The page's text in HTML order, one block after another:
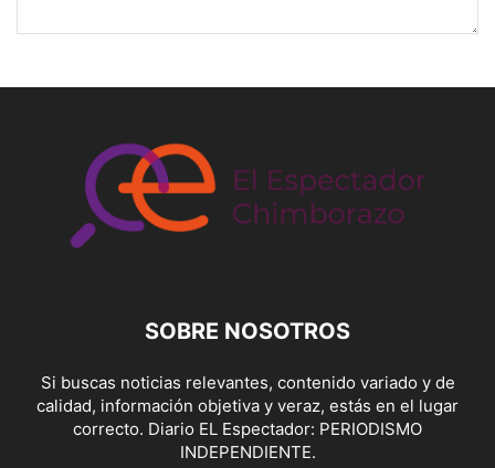
SOBRE NOSOTROS
Si buscas noticias relevantes, contenido variado y de
calidad, información objetiva y veraz, estás en el lugar
correcto. Diario EL Espectador: PERIODISMO
INDEPENDIENTE.